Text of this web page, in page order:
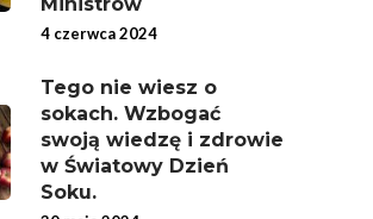
4 czerwca 2024
Tego nie wiesz o
sokach. Wzbogać
swoją wiedzę i zdrowie
w Światowy Dzień
Soku.